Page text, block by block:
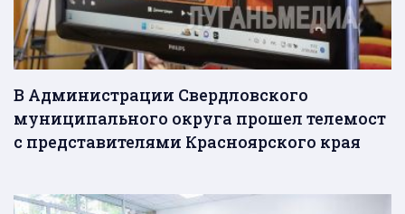
В Администрации Свердловского
муниципального округа прошел телемост
с представителями Красноярского края